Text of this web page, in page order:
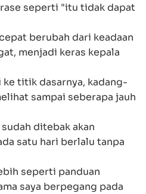
seperti "itu tidak dapat
berubah dari keadaan
menjadi keras kepala
titik dasarnya, kadang-
sampai seberapa jauh
ditebak akan
satu hari berlalu tanpa
seperti panduan
saya berpegang pada